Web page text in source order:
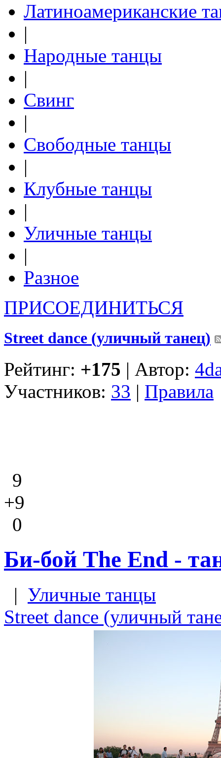
Латиноамериканские
|
Народные танцы
|
Свинг
|
Свободные танцы
|
Клубные танцы
|
Уличные танцы
|
Разное
ПРИСОЕДИНИТЬСЯ
Street dance (уличный танец)
Рейтинг: +175 | Автор:
Участников: 33 | Правила
9
+9
0
Би-бой The End -
| Уличные танцы
Street dance (уличный